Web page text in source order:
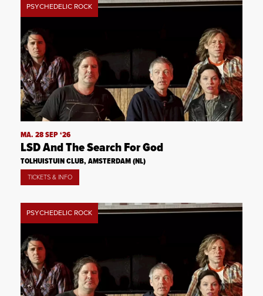
PSYCHEDELIC ROCK
MA. 28 SEP ‘26
LSD And The Search For God
TOLHUISTUIN CLUB, AMSTERDAM (NL)
TICKETS & INFO
PSYCHEDELIC ROCK